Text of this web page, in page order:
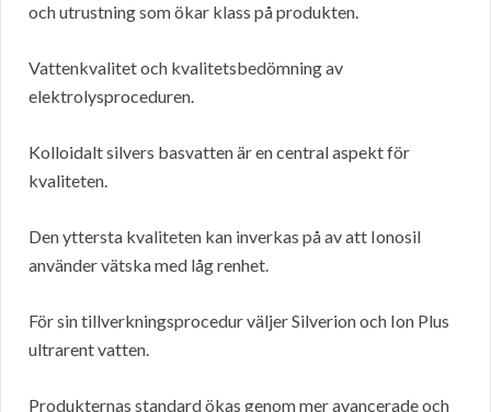
och utrustning som ökar klass på produkten.
Vattenkvalitet och kvalitetsbedömning av
elektrolysproceduren.
Kolloidalt silvers basvatten är en central aspekt för
kvaliteten.
Den yttersta kvaliteten kan inverkas på av att Ionosil
använder vätska med låg renhet.
För sin tillverkningsprocedur väljer Silverion och Ion Plus
ultrarent vatten.
Produkternas standard ökas genom mer avancerade och